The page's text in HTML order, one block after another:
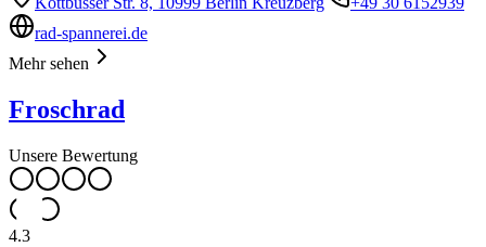
rad-spannerei.de
Mehr sehen
Froschrad
Unsere Bewertung
4.3